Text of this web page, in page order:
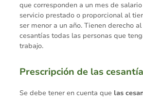
que corresponden a un mes de
servicio prestado o proporcional al
ser menor a un año. Tienen derecho
cesantías todas las personas que
trabajo.
Prescripción de las
Se debe tener en cuenta que las